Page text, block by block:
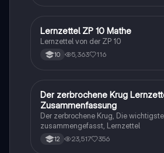
Mathe
Lernzettel ZP 10 Mathe
Lernzettel von der ZP 10
10 5,363 116
Deutsch
Der zerbrochene Krug
Zusammenfassung
Der zerbrochene Krug, Die
zusammengefasst, Lernzettel
12 23,517 356